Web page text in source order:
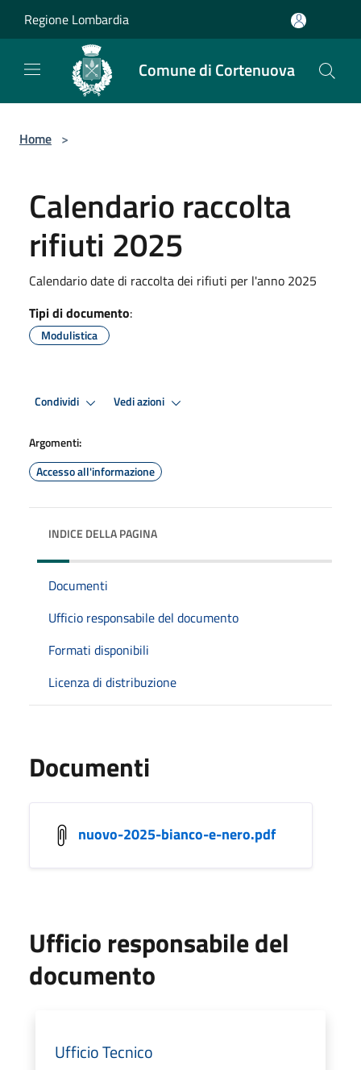
Regione Lombardia
Comune di Cortenuova
Home >
Calendario raccolta
rifiuti 2025
Calendario date di raccolta dei rifiuti per l'anno 2025
Tipi di documento:
Modulistica
Condividi Vedi azioni
Argomenti:
Accesso all'informazione
INDICE DELLA PAGINA
Documenti
Ufficio responsabile del documento
Formati disponibili
Licenza di distribuzione
Documenti
nuovo-2025-bianco-e-nero.pdf
Ufficio responsabile del
documento
Ufficio Tecnico